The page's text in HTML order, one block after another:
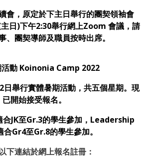
會，原定於下主日舉行的團契領袖會
日)下午2:30舉行網上Zoom 會議，請
、團契導師及職員按時出席。
活動 Koinonia Camp 2022
日舉行實體暑期活動，共五個星期。現
已開始接受報名。
JK至Gr.3的學生參加，Leadership
Gr4至Gr.8的學生參加。
下連結於網上報名註冊：